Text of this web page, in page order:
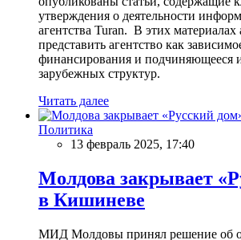
утверждения о деятельности
агентства Turan. В этих материалах
представить агентство как
финансирования и подчиняющееся
зарубежных структур.
Читать далее
Политика
13 февраль 2025, 17:40
Молдова закрывает
в Кишиневе
МИД Молдовы принял решение об